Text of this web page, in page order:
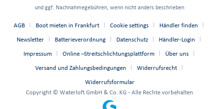
und ggf. Nachnahmegebühren, wenn nicht anders beschrieben
AGB Boot mieten in Frankfurt Cookie settings Händler finden
Newsletter Batterieverordnung Datenschutz Händler-Login
Impressum Online –Streitschlichtungsplattform Über uns
Versand und Zahlungsbedingungen Widerrufsrecht
Widerrufsformular
Copyright © Waterloft GmbH & Co. KG - Alle Rechte vorbehalten